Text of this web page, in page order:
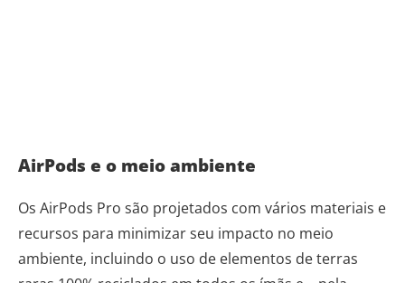
AirPods e o meio ambiente
Os AirPods Pro são projetados com vários materiais e
recursos para minimizar seu impacto no meio
ambiente, incluindo o uso de elementos de terras